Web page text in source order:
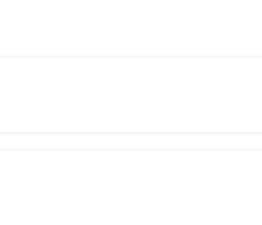
sans complications.
du marché.
des plateformes et des dApps.